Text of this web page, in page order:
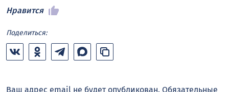
Нравится
Поделиться:
Ваш адрес email не будет опубликован. Обязательные